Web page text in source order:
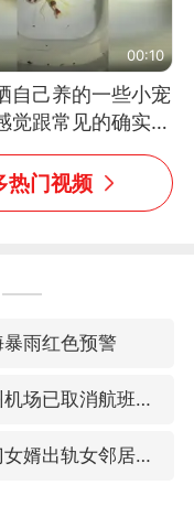
00:10
自己养的一些小宠
觉跟常见的确实有
样
热门视频
暴雨红色预警
杭州机场已取消航班388架次
上门女婿出轨女邻居多年被判重婚罪